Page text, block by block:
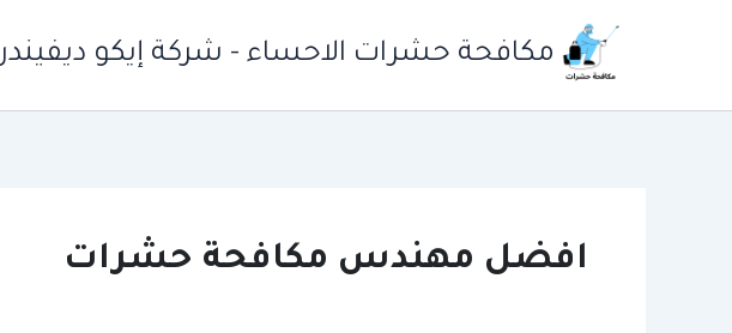
مكافحة حشرات الاحساء - شركة إيكو ديفيندر
افضل مهندس مكافحة حشرات